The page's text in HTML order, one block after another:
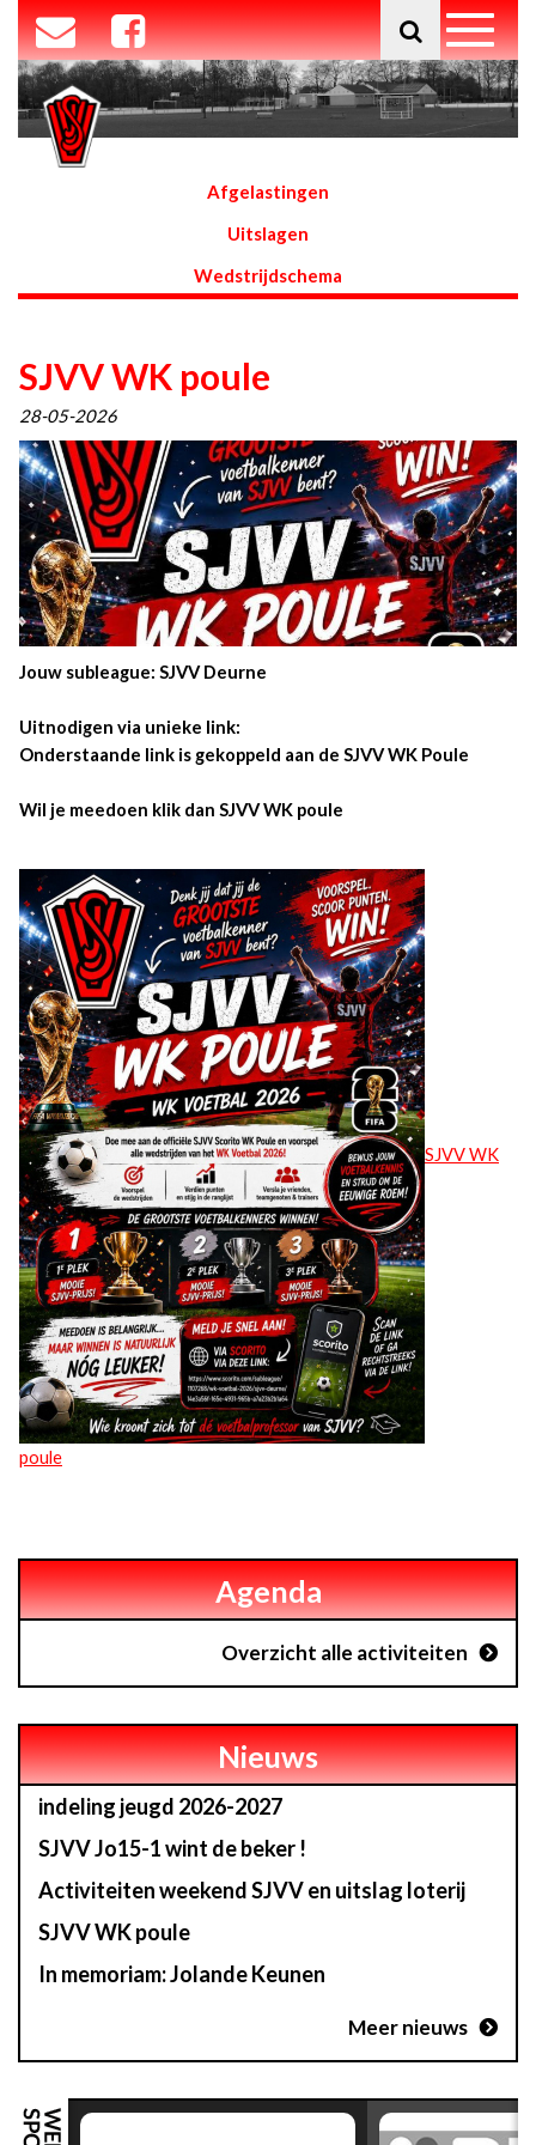
Afgelastingen
Uitslagen
Wedstrijdschema
SJVV WK poule
28-05-2026
Jouw subleague: SJVV Deurne
Uitnodigen via unieke link:
Onderstaande link is gekoppeld aan de SJVV WK Poule
Wil je meedoen klik dan SJVV WK poule
SJVV WK
poule
Agenda
Overzicht alle activiteiten
Nieuws
indeling jeugd 2026-2027
SJVV Jo15-1 wint de beker !
Activiteiten weekend SJVV en uitslag loterij
SJVV WK poule
In memoriam: Jolande Keunen
Meer nieuws